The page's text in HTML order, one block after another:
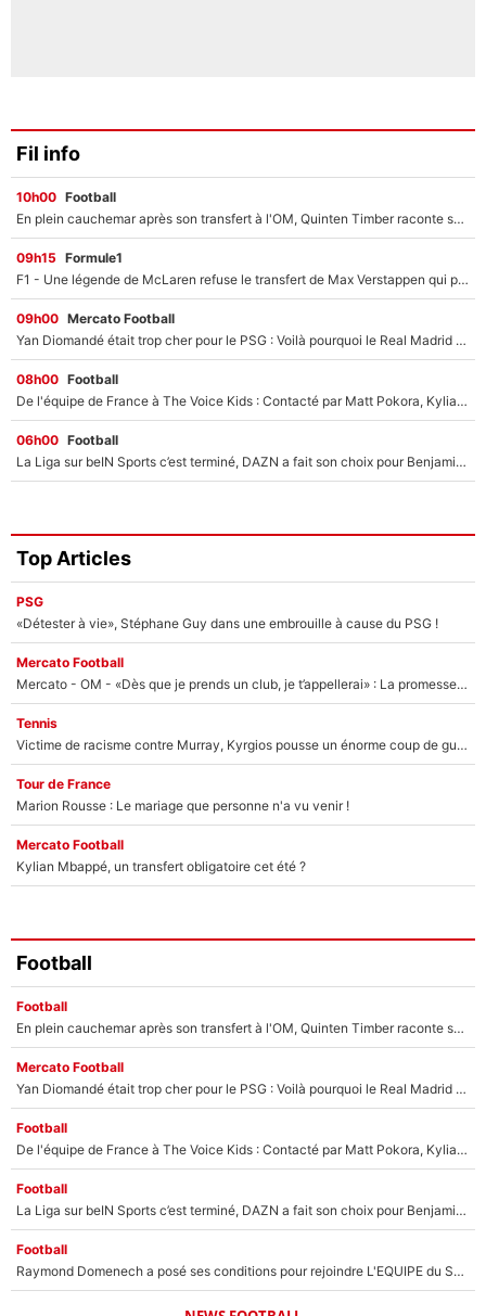
Fil info
10h00 Football
En plein cauchemar après son transfert à l'OM, Quinten Timber raconte ses doutes après sa signature à Marseille
09h15 Formule1
F1 - Une légende de McLaren refuse le transfert de Max Verstappen qui pourrait «faire des vagues» et plomber l'ambiance dans l'équipe
09h00 Mercato Football
Yan Diomandé était trop cher pour le PSG : Voilà pourquoi le Real Madrid a accepté de payer la somme record de 140M€ pour boucler son transfert !
08h00 Football
De l'équipe de France à The Voice Kids : Contacté par Matt Pokora, Kylian Mbappé a accepté de jouer un rôle inédit sur TF1 !
06h00 Football
La Liga sur beIN Sports c’est terminé, DAZN a fait son choix pour Benjamin Da Silva et Omar Da Fonseca !
Top Articles
PSG
«Détester à vie», Stéphane Guy dans une embrouille à cause du PSG !
Mercato Football
Mercato - OM - «Dès que je prends un club, je t’appellerai» : La promesse de Marcelino au moment de claquer la porte
Tennis
Victime de racisme contre Murray, Kyrgios pousse un énorme coup de gueule !
Tour de France
Marion Rousse : Le mariage que personne n'a vu venir !
Mercato Football
Kylian Mbappé, un transfert obligatoire cet été ?
Football
Football
En plein cauchemar après son transfert à l'OM, Quinten Timber raconte ses doutes après sa signature à Marseille
Mercato Football
Yan Diomandé était trop cher pour le PSG : Voilà pourquoi le Real Madrid a accepté de payer la somme record de 140M€ pour boucler son transfert !
Football
De l'équipe de France à The Voice Kids : Contacté par Matt Pokora, Kylian Mbappé a accepté de jouer un rôle inédit sur TF1 !
Football
La Liga sur beIN Sports c’est terminé, DAZN a fait son choix pour Benjamin Da Silva et Omar Da Fonseca !
Football
Raymond Domenech a posé ses conditions pour rejoindre L'EQUIPE du Soir : Il refuse de faire l'émission avec un autre chroniqueur !